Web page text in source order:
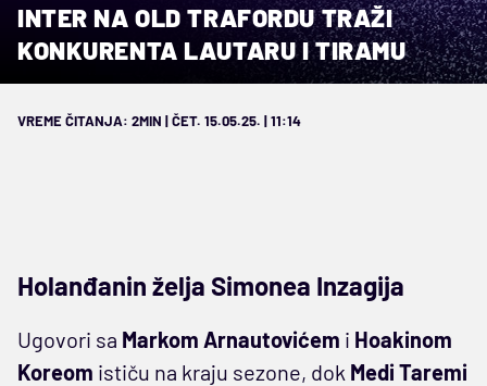
INTER NA OLD TRAFORDU TRAŽI
KONKURENTA LAUTARU I TIRAMU
VREME ČITANJA: 2MIN | ČET. 15.05.25. | 11:14
Holanđanin želja Simonea Inzagija
Ugovori sa Markom Arnautovićem i Hoakinom
Koreom ističu na kraju sezone, dok Medi Taremi